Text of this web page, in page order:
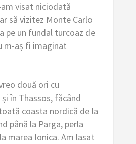
visat niciodată
să vizitez Monte Carlo
pe un fundal turcoaz de
m-aș fi imaginat
două ori cu
în Thassos, făcând
coasta nordică de la
până la Parga, perla
marea Ionica. Am lasat